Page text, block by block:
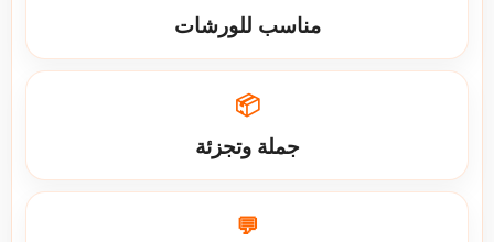
مناسب للورشات
📦
جملة وتجزئة
💬